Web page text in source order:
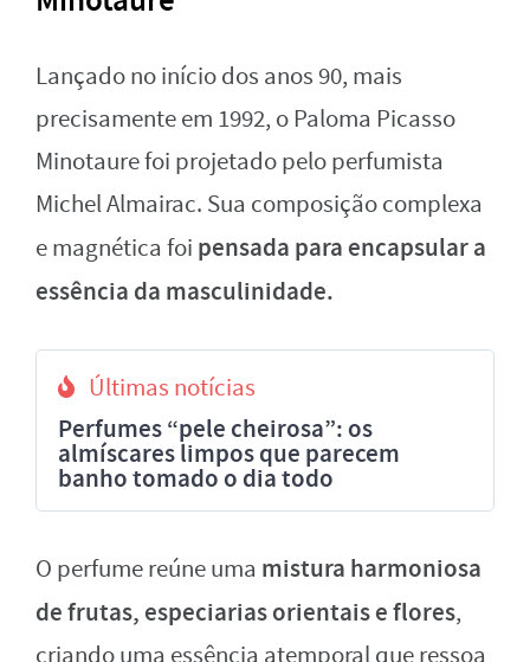
Lançado no início dos anos 90, mais
precisamente em 1992, o Paloma Picasso
Minotaure foi projetado pelo perfumista
Michel Almairac. Sua composição complexa
e magnética foi pensada para encapsular a
essência da masculinidade.
Últimas notícias
Perfumes “pele cheirosa”: os
almíscares limpos que parecem
banho tomado o dia todo
O perfume reúne uma mistura harmoniosa
de frutas, especiarias orientais e flores,
criando uma essência atemporal que ressoa